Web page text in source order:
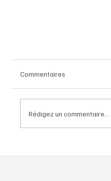
Commentaires
Rédigez un commentaire...